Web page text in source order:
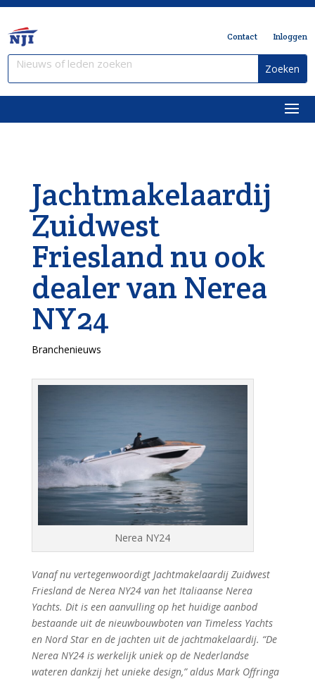
Contact Inloggen
Jachtmakelaardij
Zuidwest
Friesland nu ook
dealer van Nerea
NY24
Branchenieuws
Nerea NY24
Vanaf nu vertegenwoordigt Jachtmakelaardij Zuidwest
Friesland de Nerea NY24 van het Italiaanse Nerea
Yachts. Dit is een aanvulling op het huidige aanbod
bestaande uit de nieuwbouwboten van Timeless Yachts
en Nord Star en de jachten uit de jachtmakelaardij. “De
Nerea NY24 is werkelijk uniek op de Nederlandse
wateren dankzij het unieke design,” aldus Mark Offringa